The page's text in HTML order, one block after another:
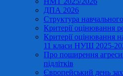
ДПА 2026
Структура
Критерії оцінювання
Критерії оцінювання
11 класи НУШ 2025-
Про поширення
підлітків
Європейський день